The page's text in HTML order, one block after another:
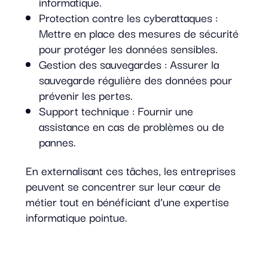
Protection contre les cyberattaques :
Mettre en place des mesures de sécurité
pour protéger les données sensibles.
Gestion des sauvegardes : Assurer la
sauvegarde régulière des données pour
prévenir les pertes.
Support technique : Fournir une
assistance en cas de problèmes ou de
pannes.
En externalisant ces tâches, les entreprises
peuvent se concentrer sur leur cœur de
métier tout en bénéficiant d’une expertise
informatique pointue.